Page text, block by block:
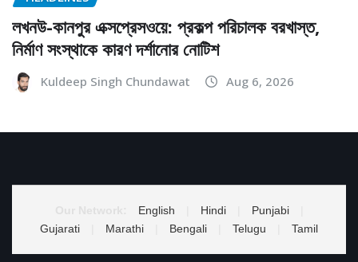
লখনউ-কানপুর এক্সপ্রেসওয়ে: প্রকল্প পরিচালক বরখাস্ত,
নির্মাণ সংস্থাকে কারণ দর্শানোর নোটিশ
Kuldeep Singh Chundawat Aug 6, 2026
English Hindi Punjabi
Gujarati
Marathi Bengali Telugu Tamil